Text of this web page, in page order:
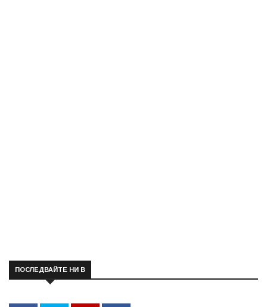
ПОСЛЕДВАЙТЕ НИ В